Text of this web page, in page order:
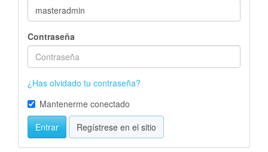
Contraseña
¿Has olvidado tu contraseña?
Mantenerme conectado
Entrar
Regístrese en el sitio